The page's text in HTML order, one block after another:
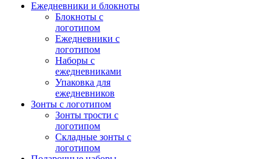
Ежедневники и блокноты
Блокноты с
логотипом
Ежедневники с
логотипом
Наборы с
ежедневниками
Упаковка для
ежедневников
Зонты с логотипом
Зонты трости с
логотипом
Складные зонты с
логотипом